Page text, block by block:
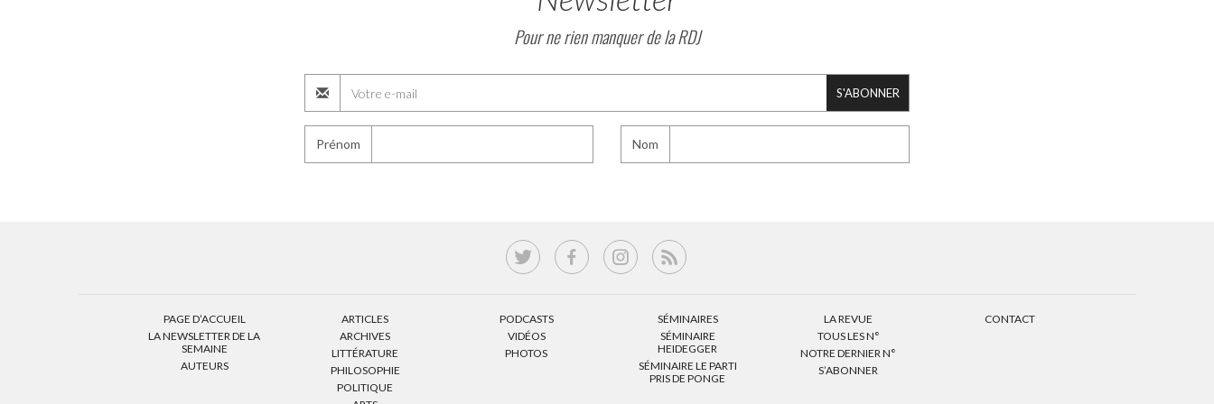
Pour ne rien manquer de la RDJ
S'ABONNER
Prénom Nom
PAGE D’ACCUEIL
LA NEWSLETTER DE LA
SEMAINE
AUTEURS
ARTICLES
ARCHIVES
LITTÉRATURE
PHILOSOPHIE
POLITIQUE
PODCASTS
VIDÉOS
PHOTOS
SÉMINAIRES
SÉMINAIRE
HEIDEGGER
SÉMINAIRE LE PARTI
PRIS DE PONGE
LA REVUE
TOUS LES N°
NOTRE DERNIER N°
S’ABONNER
CONTACT